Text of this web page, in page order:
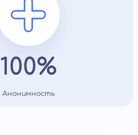
100%
Анонимность